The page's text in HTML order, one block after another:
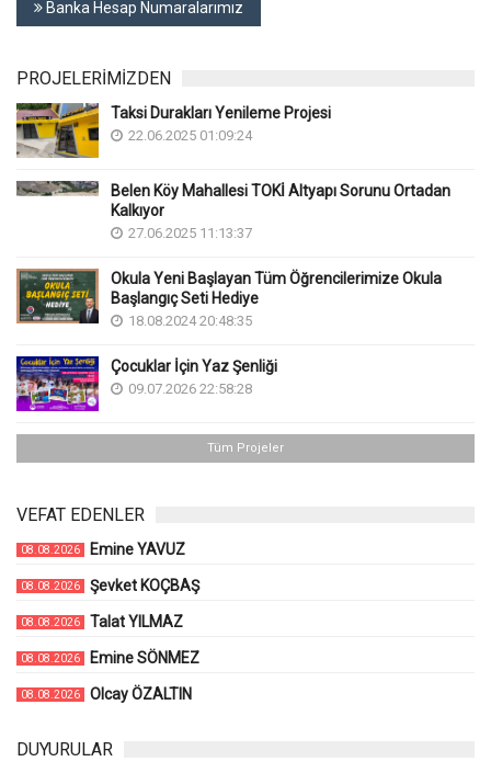
Banka Hesap Numaralarımız
PROJELERİMİZDEN
Taksi Durakları Yenileme Projesi
22.06.2025 01:09:24
Belen Köy Mahallesi TOKİ Altyapı Sorunu Ortadan
Kalkıyor
27.06.2025 11:13:37
Okula Yeni Başlayan Tüm Öğrencilerimize Okula
Başlangıç Seti Hediye
18.08.2024 20:48:35
Çocuklar İçin Yaz Şenliği
09.07.2026 22:58:28
Tüm Projeler
VEFAT EDENLER
08.08.2026 Emine YAVUZ
08.08.2026 Şevket KOÇBAŞ
08.08.2026 Talat YILMAZ
08.08.2026 Emine SÖNMEZ
08.08.2026 Olcay ÖZALTIN
DUYURULAR